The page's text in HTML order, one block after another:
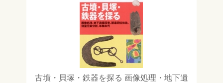
古墳・貝塚・鉄器を探る 画像処理・地下遺